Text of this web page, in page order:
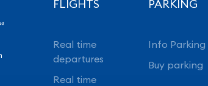
FLIGHTS
Real time
departures
Real time
PARKING
Info Parking
Buy parking